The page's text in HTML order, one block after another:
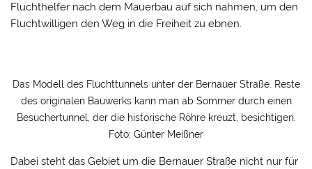
Fluchthelfer nach dem Mauerbau auf sich nahmen, um den
Fluchtwilligen den Weg in die Freiheit zu ebnen.
Das Modell des Fluchttunnels unter der Bernauer Straße. Reste
des originalen Bauwerks kann man ab Sommer durch einen
Besuchertunnel, der die historische Röhre kreuzt, besichtigen.
Foto: Günter Meißner
Dabei steht das Gebiet um die Bernauer Straße nicht nur für